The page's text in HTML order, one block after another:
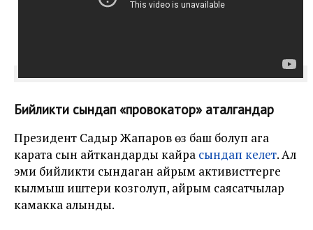
Бийликти сындап «провокатор» аталгандар
Президент Садыр Жапаров өзү баш болуп ага
карата сын айткандарды кайра сындап келет. Ал
эми бийликти сындаган айрым активисттерге
кылмыш иштери козголуп, айрым саясатчылар
камакка алынды.